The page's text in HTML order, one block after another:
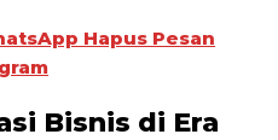
Hapus Pesan
Bisnis di Era